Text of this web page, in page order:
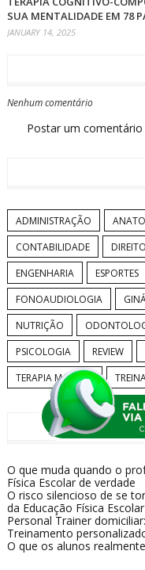
SUA MENTALIDADE EM 78
JANUARY 14, 2025
Nenhum comentário
Postar um comentário
ADMINISTRAÇÃO
CONTABILIDADE
DIREITO
ENGENHARIA
ESPORTES
FONOAUDIOLOGIA
NUTRIÇÃO
PSICOLOGIA
REVIEW
TERAPIA MANUAL
O que muda quando o
Física Escolar de verdade
O risco silencioso de se
da Educação Física Escolar
Personal Trainer
Treinamento
O que os alunos